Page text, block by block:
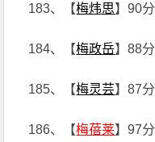
183、【梅炜思】90分
184、【梅政岳】88分
185、【梅灵芸】87分
186、【梅蓓莱】97分